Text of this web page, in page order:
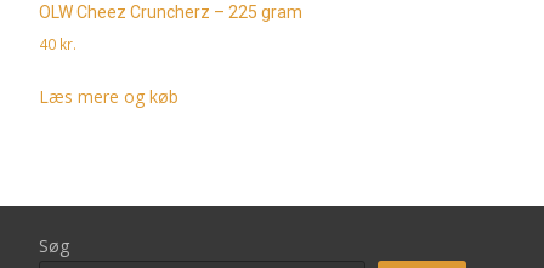
OLW Cheez Cruncherz – 225 gram
40 kr.
Læs mere og køb
Søg